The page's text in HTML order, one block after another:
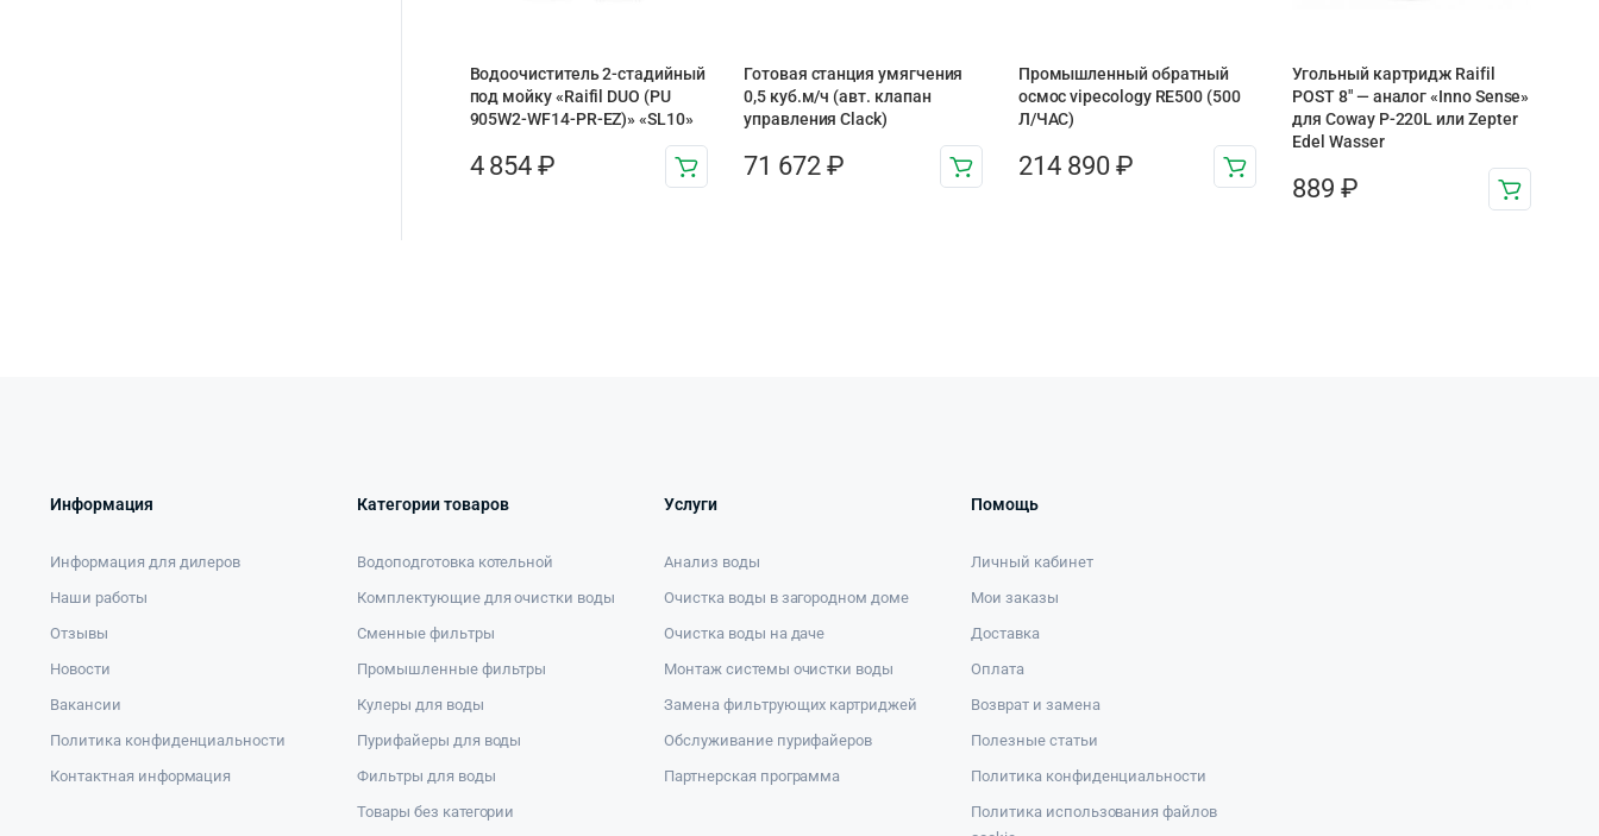
Водоочиститель 2-стадийный
под мойку «Raifil DUO (PU
905W2-WF14-PR-EZ)» «SL10»
4 854₽
Готовая станция умягчения
0,5 куб.м/ч (авт. клапан
управления Clack)
71 672 ₽
Промышленный обратный
осмос vipecology RE500 (500
Л/ЧАС)
214 890 ₽
Угольный картридж Raifil
POST 8″ — аналог «Inno Sense»
для Coway P-220L или Zepter
Edel Wasser
889₽
Информация
Информация для дилеров
Наши работы
Отзывы
Новости
Вакансии
Политика конфиденциальности
Контактная информация
Категории товаров
Водоподготовка котельной
Комплектующие для очистки воды
Сменные фильтры
Промышленные фильтры
Кулеры для воды
Пурифайеры для воды
Фильтры для воды
Товары без категории
Услуги
Анализ воды
Очистка воды в загородном доме
Очистка воды на даче
Монтаж системы очистки воды
Замена фильтрующих картриджей
Обслуживание пурифайеров
Партнерская программа
Помощь
Личный кабинет
Мои заказы
Доставка
Оплата
Возврат и замена
Полезные статьи
Политика конфиденциальности
Политика использования файлов